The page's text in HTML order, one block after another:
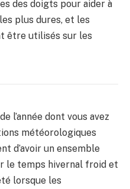
des doigts pour aider à
plus dures, et les
être utilisés sur les
l’année dont vous avez
météorologiques
d’avoir un ensemble
le temps hivernal froid et
lorsque les